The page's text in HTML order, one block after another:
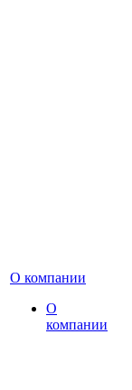
О компании
О
компании